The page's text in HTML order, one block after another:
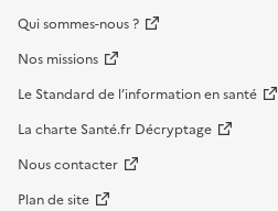
Qui sommes-nous ?
Nos missions
Le Standard de l’information en santé
La charte Santé.fr Décryptage
Nous contacter
Plan de site